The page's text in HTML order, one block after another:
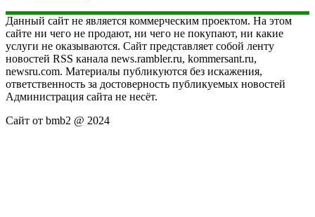
Данный сайт не является коммерческим проектом. На этом
сайте ни чего не продают, ни чего не покупают, ни какие
услуги не оказываются. Сайт представляет собой ленту
новостей RSS канала news.rambler.ru, kommersant.ru,
newsru.com. Материалы публикуются без искажения,
ответственность за достоверность публикуемых новостей
Администрация сайта не несёт.
Сайт от bmb2 @ 2024